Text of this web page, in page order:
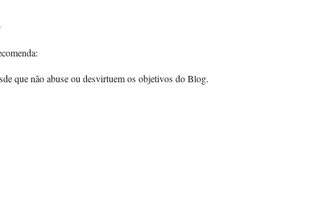
que não abuse ou desvirtuem os objetivos do Blog.